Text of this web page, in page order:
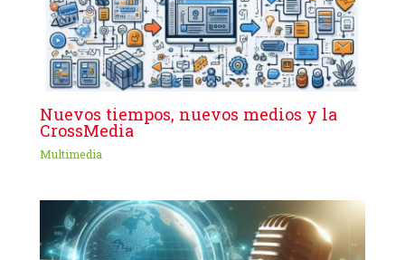
Nuevos tiempos, nuevos medios y la
CrossMedia
Multimedia